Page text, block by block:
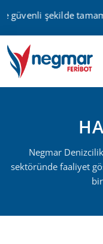
şekilde
Negmar
sektöründe faaliyet